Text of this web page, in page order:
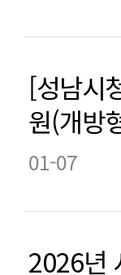
[성남시
원(개방
01-07
2026년